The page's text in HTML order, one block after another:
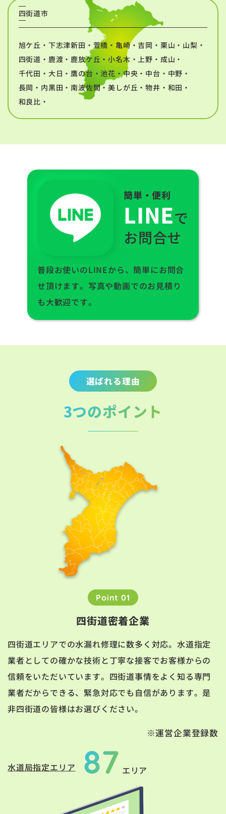
四街道市
旭ケ丘・下志津新田・萱橋・亀崎・吉岡・栗山・山梨・
四街道・鹿渡・鹿放ケ丘・小名木・上野・成山・
千代田・大日・鷹の台・池花・中央・中台・中野・
長岡・内黒田・南波佐間・美しが丘・物井・和田・
和良比・
簡単・便利
LINEで
お問合せ
普段お使いのLINEから、簡単にお問合
せ頂けます。写真や動画でのお見積り
も大歓迎です。
選ばれる理由
3つのポイント
Point 01
四街道密着企業
四街道エリアでの水漏れ修理に数多く対応。水道指定
業者としての確かな技術と丁寧な接客でお客様からの
信頼をいただいています。四街道事情をよく知る専門
業者だからできる、緊急対応でも自信があります。是
非四街道の皆様はお選びください。
※運営企業登録数
水道局指定エリア 87 エリア